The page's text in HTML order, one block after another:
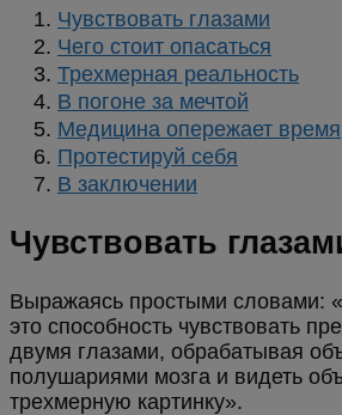
Чувствовать глазами
Чего стоит опасаться
Трехмерная реальность
В погоне за мечтой
Медицина опережает время
Протестируй себя
В заключении
Чувствовать
Выражаясь простыми словами:
это способность чувствовать
двумя глазами, обрабатывая
полушариями мозга и видеть
трехмерную картинку».